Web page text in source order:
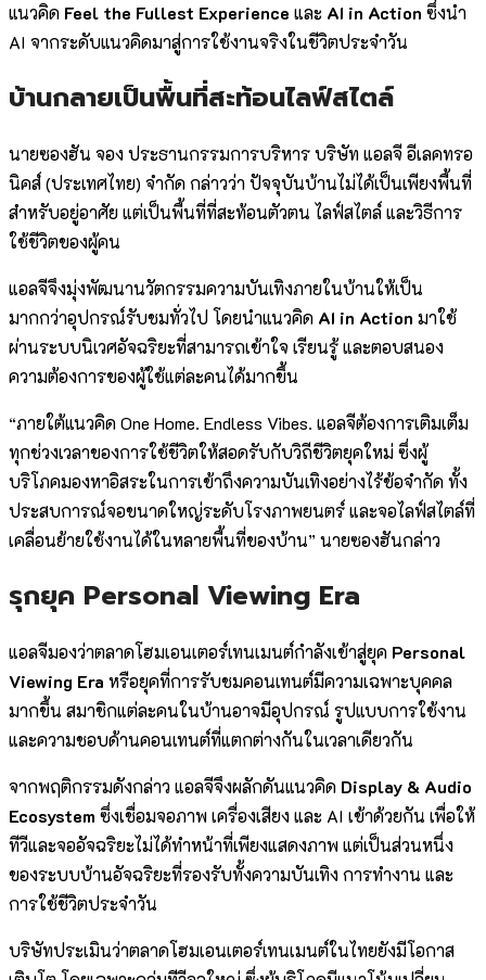
แนวคิด Feel the Fullest Experience และ AI in Action ซึ่งนำ
AI จากระดับแนวคิดมาสู่การใช้งานจริงในชีวิตประจำวัน
บ้านกลายเป็นพื้นที่สะท้อนไลฟ์สไตล์
นายซองฮัน จอง ประธานกรรมการบริหาร บริษัท แอลจี อีเลคทรอ
นิคส์ (ประเทศไทย) จำกัด กล่าวว่า ปัจจุบันบ้านไม่ได้เป็นเพียงพื้นที่
สำหรับอยู่อาศัย แต่เป็นพื้นที่ที่สะท้อนตัวตน ไลฟ์สไตล์ และวิธีการ
ใช้ชีวิตของผู้คน
แอลจีจึงมุ่งพัฒนานวัตกรรมความบันเทิงภายในบ้านให้เป็น
มากกว่าอุปกรณ์รับชมทั่วไป โดยนำแนวคิด AI in Action มาใช้
ผ่านระบบนิเวศอัจฉริยะที่สามารถเข้าใจ เรียนรู้ และตอบสนอง
ความต้องการของผู้ใช้แต่ละคนได้มากขึ้น
“ภายใต้แนวคิด One Home. Endless Vibes. แอลจีต้องการเติมเต็ม
ทุกช่วงเวลาของการใช้ชีวิตให้สอดรับกับวิถีชีวิตยุคใหม่ ซึ่งผู้
บริโภคมองหาอิสระในการเข้าถึงความบันเทิงอย่างไร้ข้อจำกัด ทั้ง
ประสบการณ์จอขนาดใหญ่ระดับโรงภาพยนตร์ และจอไลฟ์สไตล์ที่
เคลื่อนย้ายใช้งานได้ในหลายพื้นที่ของบ้าน” นายซองฮันกล่าว
รุกยุค Personal Viewing Era
แอลจีมองว่าตลาดโฮมเอนเตอร์เทนเมนต์กำลังเข้าสู่ยุค Personal
Viewing Era หรือยุคที่การรับชมคอนเทนต์มีความเฉพาะบุคคล
มากขึ้น สมาชิกแต่ละคนในบ้านอาจมีอุปกรณ์ รูปแบบการใช้งาน
และความชอบด้านคอนเทนต์ที่แตกต่างกันในเวลาเดียวกัน
จากพฤติกรรมดังกล่าว แอลจีจึงผลักดันแนวคิด Display & Audio
Ecosystem ซึ่งเชื่อมจอภาพ เครื่องเสียง และ AI เข้าด้วยกัน เพื่อให้
ทีวีและจออัจฉริยะไม่ได้ทำหน้าที่เพียงแสดงภาพ แต่เป็นส่วนหนึ่ง
ของระบบบ้านอัจฉริยะที่รองรับทั้งความบันเทิง การทำงาน และ
การใช้ชีวิตประจำวัน
บริษัทประเมินว่าตลาดโฮมเอนเตอร์เทนเมนต์ในไทยยังมีโอกาส